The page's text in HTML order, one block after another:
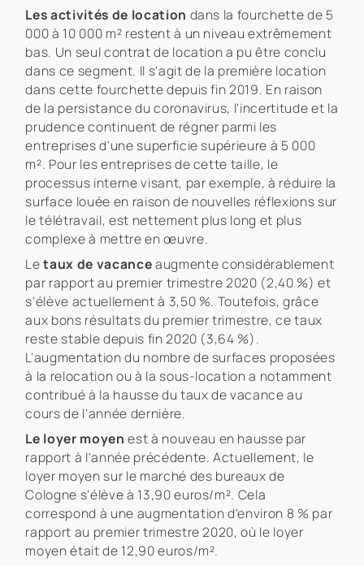
Les activités de location dans la fourchette de 5
000 à 10 000 m² restent à un niveau extrêmement
bas. Un seul contrat de location a pu être conclu
dans ce segment. Il s'agit de la première location
dans cette fourchette depuis fin 2019. En raison
de la persistance du coronavirus, l'incertitude et la
prudence continuent de régner parmi les
entreprises d'une superficie supérieure à 5 000
m². Pour les entreprises de cette taille, le
processus interne visant, par exemple, à réduire la
surface louée en raison de nouvelles réflexions sur
le télétravail, est nettement plus long et plus
complexe à mettre en œuvre.
Letaux de vacanceaugmente considérablement
par rapport au premier trimestre 2020 (2,40 %) et
s'élève actuellement à 3,50 %. Toutefois, grâce
aux bons résultats du premier trimestre, ce taux
reste stable depuis fin 2020 (3,64 %).
L'augmentation du nombre de surfaces proposées
à la relocation ou à la sous-location a notamment
contribué à la hausse du taux de vacance au
cours de l'année dernière.
Le loyer moyen est à nouveau en hausse par
rapport à l'année précédente. Actuellement, le
loyer moyen sur le marché des bureaux de
Cologne s'élève à 13,90 euros/m². Cela
correspond à une augmentation d'environ 8 % par
rapport au premier trimestre 2020, où le loyer
moyen était de 12,90 euros/m².